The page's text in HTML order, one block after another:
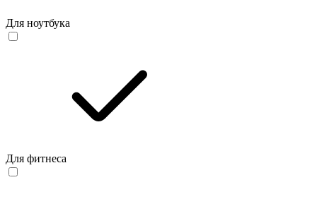
Для ноутбука
Для фитнеса